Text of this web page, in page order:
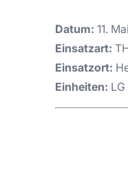
Datum: 11.
Einsatzart:
Einsatzort:
Einheiten: